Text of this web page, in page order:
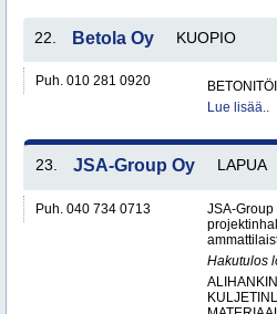
22. Betola Oy KUOPIO
Puh. 010 281 0920
Lue lisää..
23. JSA-Group Oy LAPUA
Puh. 040 734 0713
JSA-
Hakutulos